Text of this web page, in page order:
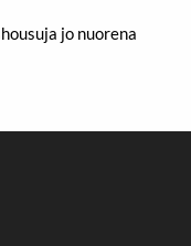
jo nuorena